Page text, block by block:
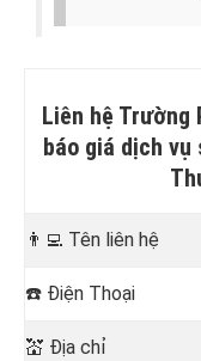
Liên hệ
báo giá dịch vụ
👨‍💻 Tên liên hệ
☎️ Điện Thoại
💒 Địa chỉ